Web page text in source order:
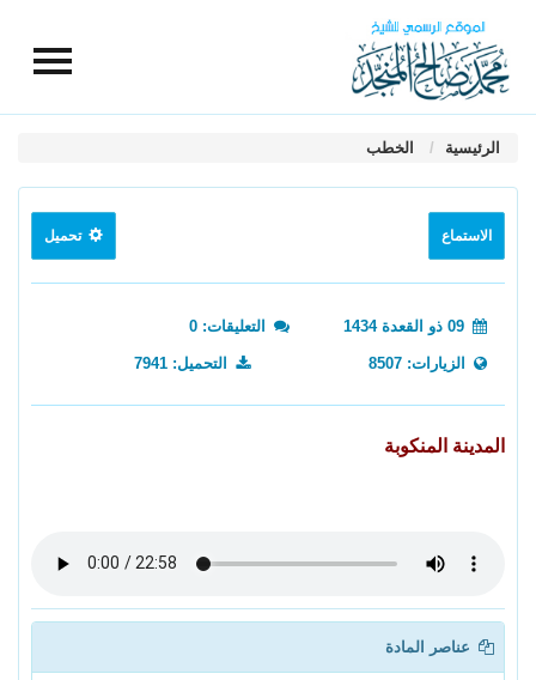
الرئيسية الخطب
الاستماع تحميل
التعليقات: 0
الزيارات: 8507 التحميل: 7941
المدينة المنكوبة
عناصر المادة